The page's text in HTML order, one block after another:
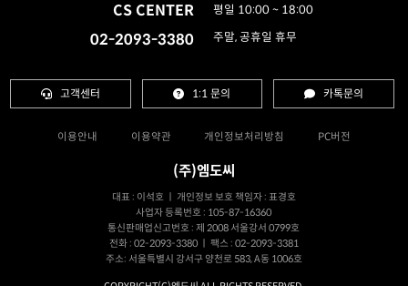
CS CENTER
02-2093-3380
평일 10:00 ~ 18:00
주말, 공휴일 휴무
고객센터 1:1 문의 카톡문의
이용안내 이용약관 개인정보처리방침 PC버전
(주)엠도씨
대표 : 이석호 ㅣ 개인정보 보호 책임자 : 표경호
사업자 등록번호 : 105-87-16360
통신판매업신고번호 : 제 2008 서울강서 0799호
전화 : 02-2093-3380 ㅣ 팩스 : 02-2093-3381
주소: 서울특별시 강서구 양천로 583, A동 1006호